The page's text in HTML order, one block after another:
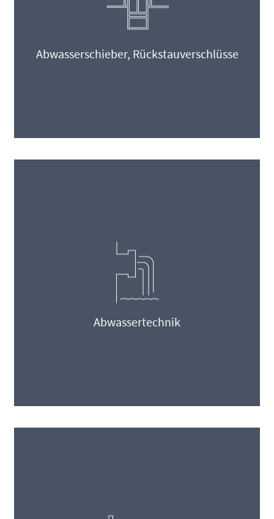
Abwasserschieber, Rückstauverschlüsse
Abwassertechnik